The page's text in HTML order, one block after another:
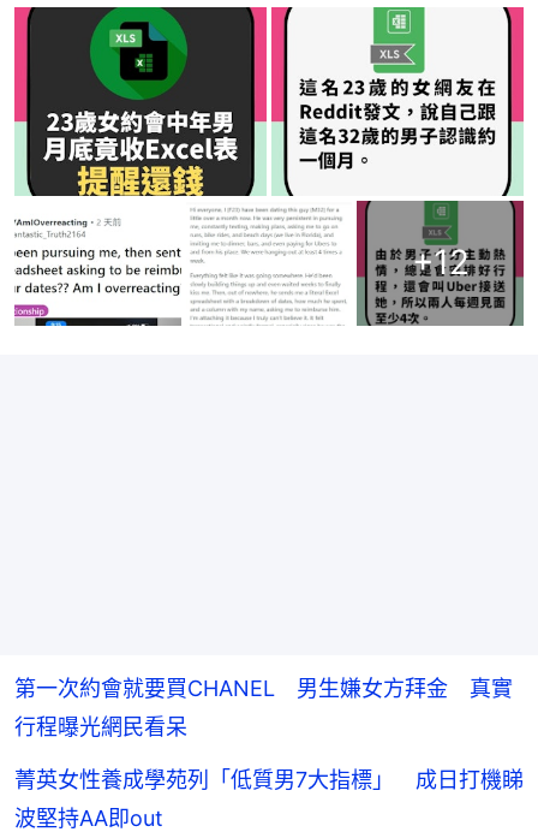
+12
第一次約會就要買CHANEL 男生嫌女方拜金 真實
行程曝光網民看呆
菁英女性養成學苑列「低質男7大指標」 成日打機睇
波堅持AA即out